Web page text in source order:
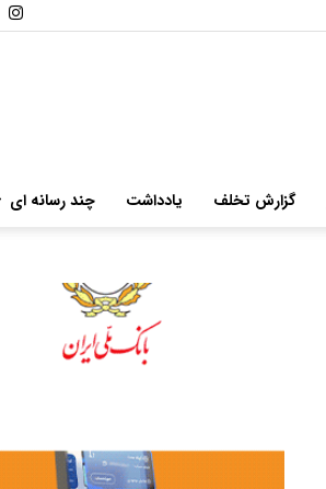
گزارش تخلف یادداشت چند رسانه ای